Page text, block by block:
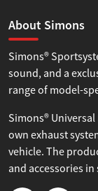
About Simons
Simons®
sound, and a
range of model-
Simons®
own exhaust
vehicle. The
and accessories